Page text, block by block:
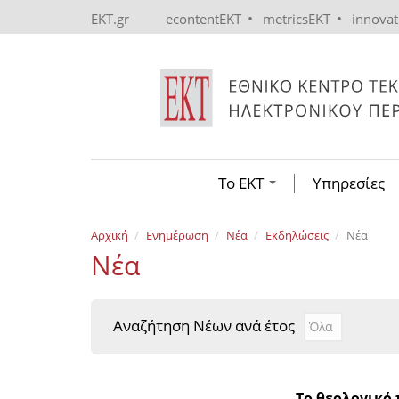
EKT.gr econtentEKT • metricsEKT •
Το ΕΚΤ Υπηρεσίες
Αρχική Ενημέρωση Νέα Εκδηλώσεις Νέα
Νέα
Αναζήτηση Νέων ανά έτος Αναζήτηση
Year